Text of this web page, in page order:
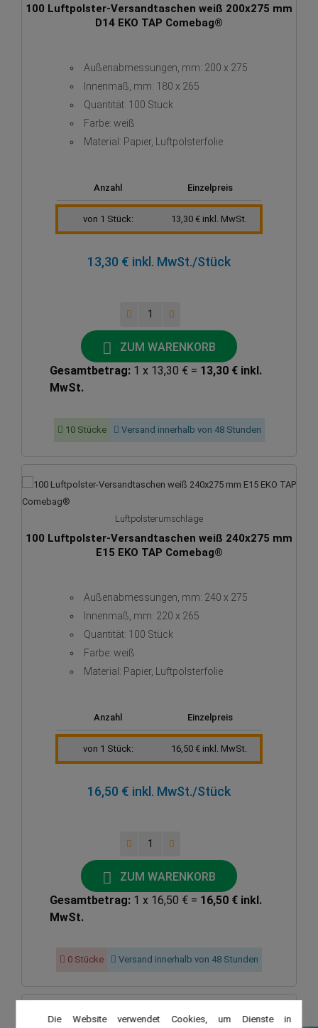
100 Luftpolster-Versandtaschen weiß 200x275 mm
D14 EKO TAP Comebag®
Außenabmessungen, mm: 200 x 275
Innenmaß, mm: 180 x 265
Quantität: 100 Stück
Farbe: weiß
Material: Papier, Luftpolsterfolie
Anzahl Einzelpreis
von 1 Stück: 13,30 € inkl. MwSt.
13,30 € inkl. MwSt./Stück
ZUM WARENKORB
Gesamtbetrag: 1 x 13,30 € = 13,30 € inkl.
MwSt.
10 Stücke Versand innerhalb von 48 Stunden
Luftpolsterumschläge
100 Luftpolster-Versandtaschen weiß 240x275 mm
E15 EKO TAP Comebag®
Außenabmessungen, mm: 240 x 275
Innenmaß, mm: 220 x 265
Quantität: 100 Stück
Farbe: weiß
Material: Papier, Luftpolsterfolie
Anzahl Einzelpreis
von 1 Stück: 16,50 € inkl. MwSt.
16,50 € inkl. MwSt./Stück
ZUM WARENKORB
Gesamtbetrag: 1 x 16,50 € = 16,50 € inkl.
MwSt.
0 Stücke Versand innerhalb von 48 Stunden
Die Website verwendet Cookies, um Dienste in